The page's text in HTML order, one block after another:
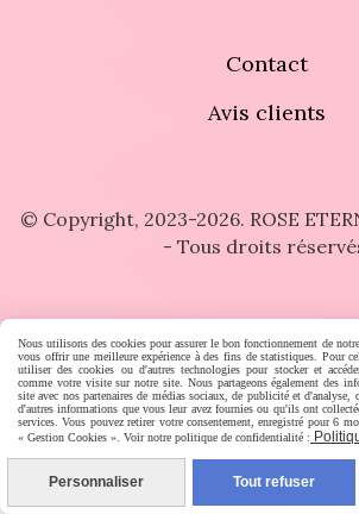
Contact
Avis clients
© Copyright, 2023-2026. ROSE
- Tous droits
POLITIQUE DE CONFIDENTIALITÉ
GESTION
CRÉATION DE SITES INTERNET
AVIS
Nous utilisons des cookies pour assurer le bon fonctionnement de
vous offrir une meilleure expérience à des fins de statistiques. Pour
utiliser des cookies ou d'autres technologies pour stocker et
comme votre visite sur notre site. Nous partageons également des
site avec nos partenaires de médias sociaux, de publicité et d'analyse,
d'autres informations que vous leur avez fournies ou qu'ils ont
services. Vous pouvez retirer votre consentement, enregistré pour 6
« Gestion Cookies ». Voir notre politique de confidentialité :
Personnaliser Tout refuser